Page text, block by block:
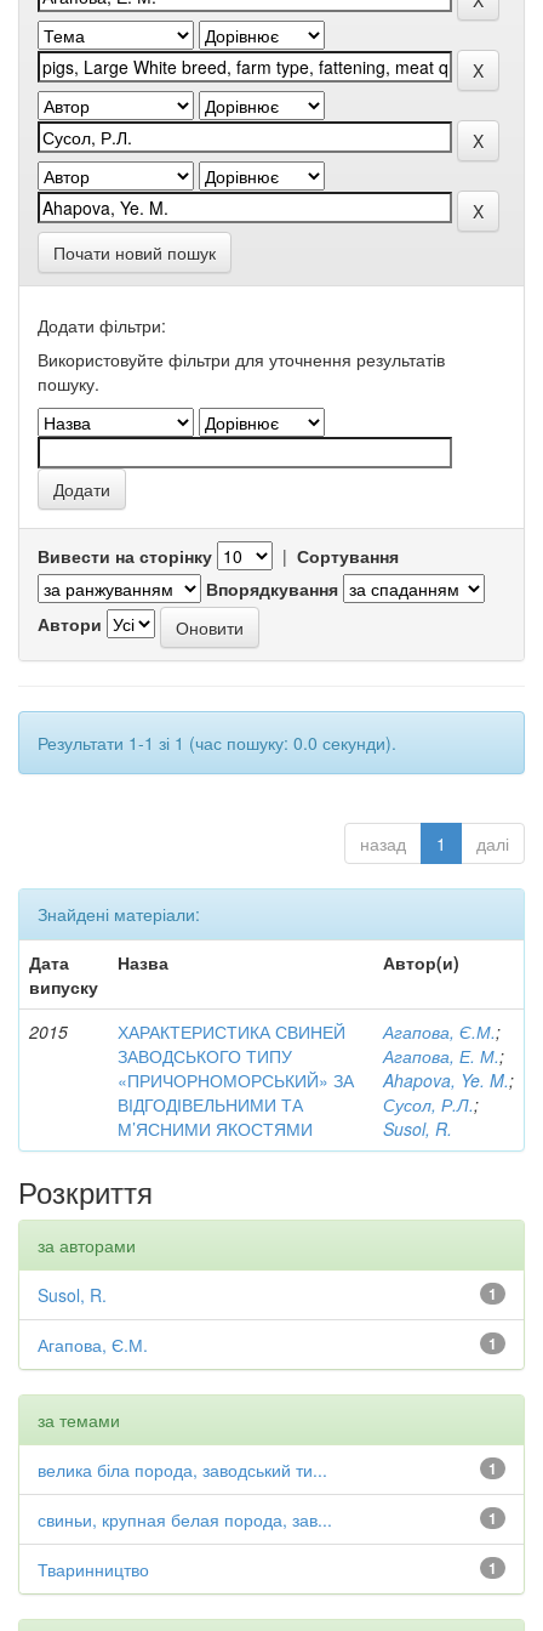
Почати новий пошук
Додати фільтри:
Використовуйте фільтри для уточнення результатів
пошуку.
Вивести на сторінку | Сортування
Впорядкування
Автори
Результати 1-1 зі 1 (час пошуку: 0.0 секунди).
назад 1 далі
Знайдені матеріали:
Дата
випуску
Назва Автор(и)
2015
ХАРАКТЕРИСТИКА СВИНЕЙ
ЗАВОДСЬКОГО ТИПУ
«ПРИЧОРНОМОРСЬКИЙ» ЗА
ВІДГОДІВЕЛЬНИМИ ТА
М’ЯСНИМИ ЯКОСТЯМИ
Агапова, Є.М.;
Агапова, Е. М.;
Ahapova, Ye. M.;
Сусол, Р.Л.;
Susol, R.
Розкриття
за авторами
1
Susol, R.
1
Агапова, Є.М.
за темами
1
велика біла порода, заводський ти...
1
свиньи, крупная белая порода, зав...
1
Тваринництво